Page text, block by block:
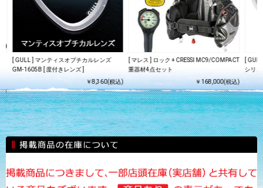
)
[ GULL ] マンティスオプチカルレンズ
GM-1605B [ 度付きレンズ ]
￥8,360(税込)
[ マレス ] ロック + CRESSI MC9/COMPACT
重器材4点セット
￥168,000(税込)
[
シリ